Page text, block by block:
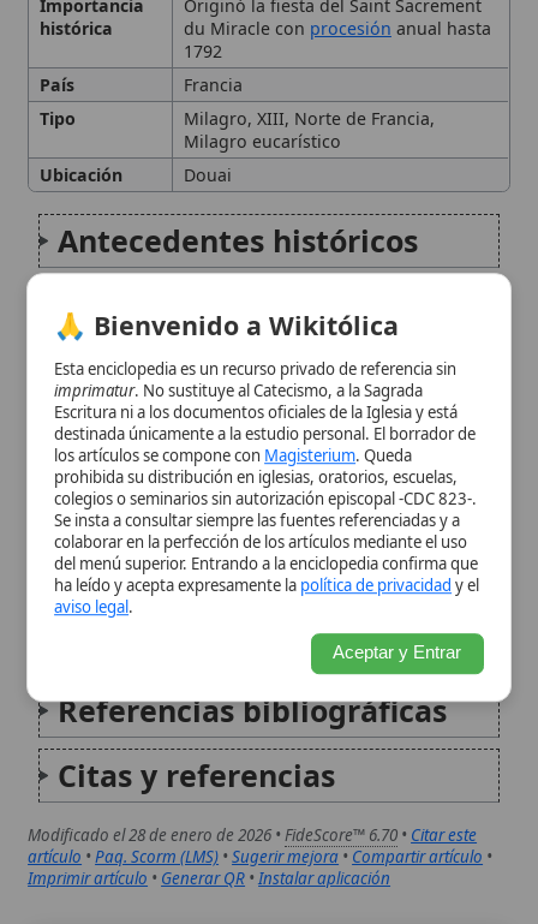
Ubicación
Douai
Antecedentes históricos
Descripción del milagro
Culto y devoción posterior
Desaparición de la reliquia
Contexto teológico y
eucarístico
Legado en la tradición
católica
Referencias bibliográficas
Citas y referencias
Modificado el 28 de enero de 2026 •
•Compartir artículo•
Instalar aplicación
Milagro eucarístico de Dijon (Francia)
El milagro eucarístico de Dijon se refiere a una serie
de eventos prodigiosos ocurridos en la región de
Dijon, en Francia, relacionados con la Sagrada Forma
Destacan especialmente el suceso de...
Milagro eucarístico de Faverney (Francia)
🙏 Bienvenido a Wikitólica
Esta enciclopedia es un recurso privado de referencia sin
imprimatur. No sustituye al Catecismo, a la Sagrada
Escritura ni a los documentos oficiales de la Iglesia y está
destinada únicamente a la estudio personal. El borrador de
los artículos se compone conMagisterium. Queda
colegios o seminarios sin autorización episcopal -CDC 823-.
Se insta a consultar siempre las fuentes referenciadas y a
del menú superior. Entrando a la enciclopedia confirma que
ha leído y acepta expresamente lapolítica de privacidady el
aviso legal
Aceptar y Entrar